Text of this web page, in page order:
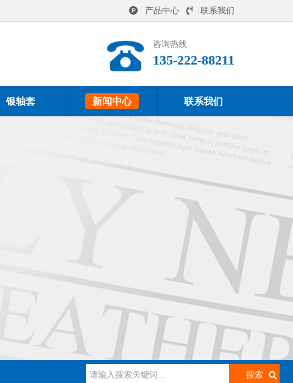
产品中心 联系我们
咨询热线
135-222-88211
银轴套 新闻中心 联系我们